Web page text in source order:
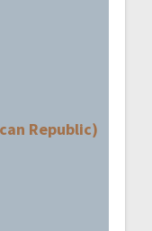
Republic)